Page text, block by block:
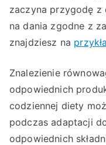
zaczyna przygodę
na dania zgodne z
znajdziesz na
Znalezienie
odpowiednich
codziennej diety
podczas adaptacji
odpowiednich